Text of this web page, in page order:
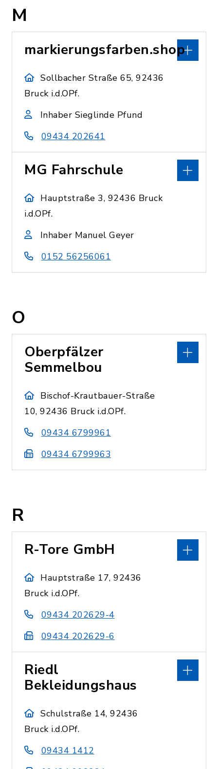
M
markierungsfarben.shop
Sollbacher Straße 65, 92436
Bruck i.d.OPf.
Inhaber Sieglinde Pfund
09434 202641
MG Fahrschule
Hauptstraße 3, 92436 Bruck
i.d.OPf.
Inhaber Manuel Geyer
0152 56256061
O
Oberpfälzer
Semmelbou
Bischof-Krautbauer-Straße
10, 92436 Bruck i.d.OPf.
09434 6799961
09434 6799963
R
R-Tore GmbH
Hauptstraße 17, 92436
Bruck i.d.OPf.
09434 202629-4
09434 202629-6
Riedl
Bekleidungshaus
Schulstraße 14, 92436
Bruck i.d.OPf.
09434 1412